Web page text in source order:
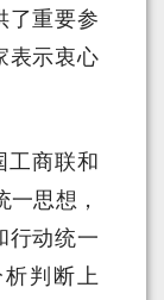
了重要参
表示衷心
工商联和
一思想，
行动统一
判断上